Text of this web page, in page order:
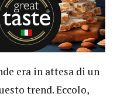
era in attesa di un
trend. Eccolo,